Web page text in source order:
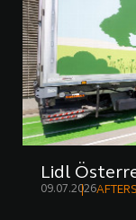
Lidl
09.07.2026